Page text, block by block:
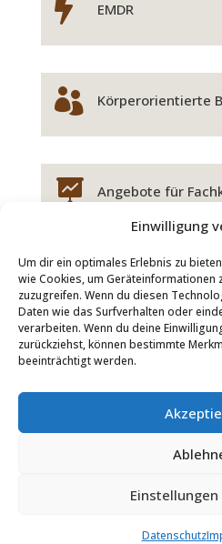
Einwilligung
Um dir ein optimales Erlebnis zu
wie Cookies, um
zuzugreifen. Wenn du diesen
Daten wie das Surfverhalten oder
verarbeiten. Wenn du deine
zurückziehst, können bestimmte
beeinträchtigt werden.
Datenschutz
 EMDR
 Körperorientierte
 Angebote für
Wichtige Hinweise
Datenschutz
Website created by